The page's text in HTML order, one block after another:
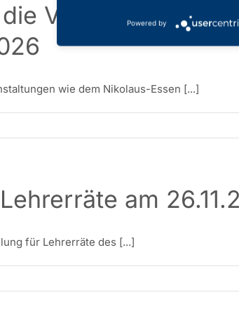
wie dem Nikolaus-Essen [...]
am
für Lehrerräte des [...]
Powered by